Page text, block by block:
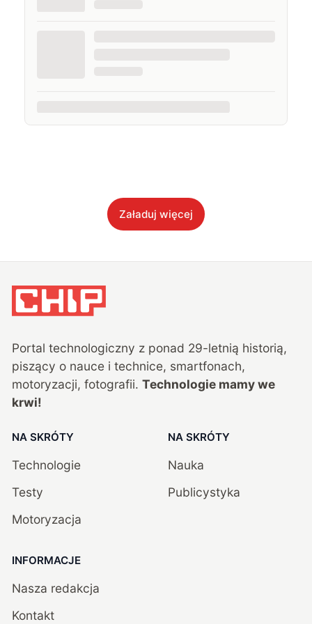
Załaduj więcej
Portal technologiczny z ponad 29-letnią historią,
piszący o nauce i technice, smartfonach,
motoryzacji, fotografii. Technologie mamy we
krwi!
NA SKRÓTY
Technologie
Testy
Motoryzacja
NA SKRÓTY
Nauka
Publicystyka
INFORMACJE
Nasza redakcja
Kontakt